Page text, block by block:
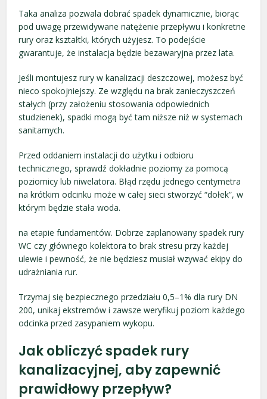
Taka analiza pozwala dobrać spadek dynamicznie, biorąc
pod uwagę przewidywane natężenie przepływu i konkretne
rury oraz kształtki, których użyjesz. To podejście
gwarantuje, że instalacja będzie bezawaryjna przez lata.
Jeśli montujesz rury w kanalizacji deszczowej, możesz być
nieco spokojniejszy. Ze względu na brak zanieczyszczeń
stałych (przy założeniu stosowania odpowiednich
studzienek), spadki mogą być tam niższe niż w systemach
sanitarnych.
Przed oddaniem instalacji do użytku i odbioru
technicznego, sprawdź dokładnie poziomy za pomocą
poziomicy lub niwelatora. Błąd rzędu jednego centymetra
na krótkim odcinku może w całej sieci stworzyć “dołek”, w
którym będzie stała woda.
na etapie fundamentów. Dobrze zaplanowany spadek rury
WC czy głównego kolektora to brak stresu przy każdej
ulewie i pewność, że nie będziesz musiał wzywać ekipy do
udrażniania rur.
Trzymaj się bezpiecznego przedziału 0,5–1% dla rury DN
200, unikaj ekstremów i zawsze weryfikuj poziom każdego
odcinka przed zasypaniem wykopu.
Jak obliczyć spadek rury
kanalizacyjnej, aby zapewnić
prawidłowy przepływ?